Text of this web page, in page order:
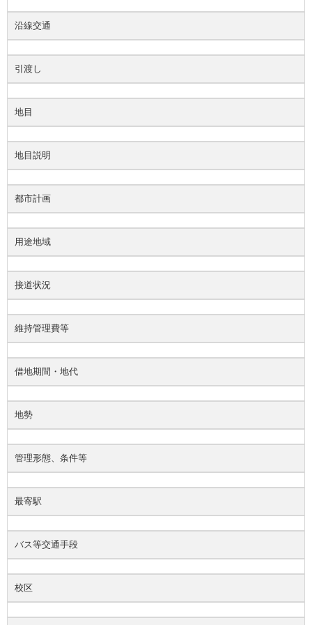
沿線交通
引渡し
地目
地目説明
都市計画
用途地域
接道状況
維持管理費等
借地期間・地代
地勢
管理形態、条件等
最寄駅
バス等交通手段
校区